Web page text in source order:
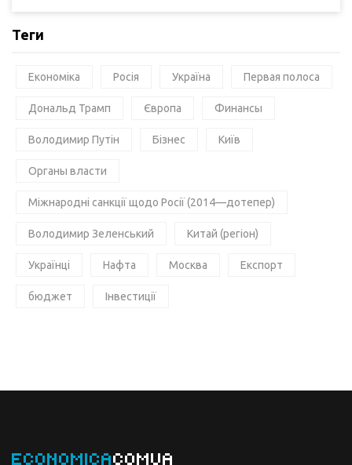
Теги
Економіка Росія Україна Первая полоса
Дональд Трамп Європа Финансы
Володимир Путін Бізнес Київ
Органы власти
Міжнародні санкції щодо Росії (2014—дотепер)
Володимир Зеленський Китай (регіон)
Українці Нафта Москва Експорт
бюджет Інвестиції
ECONOMICACOMUA